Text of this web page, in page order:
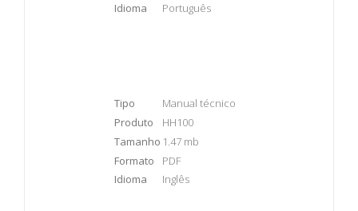
Idioma
Português
Tipo
Manual técnico
Produto
HH100
Tamanho 1.47 mb
Formato
PDF
Idioma
Inglês